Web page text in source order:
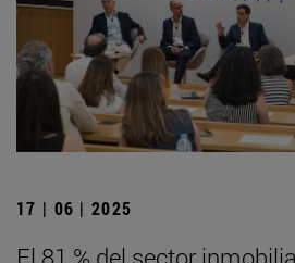
17 | 06 | 2025